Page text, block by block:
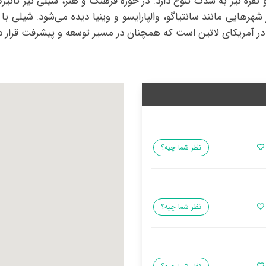
مانند سانتیاگو، والپارایسو و وینیا دیده می‌شود.
آمریکای لاتین است که همچنان در مسیر توسعه و پیشرفت قرار
نظر شما چیه؟
نظر شما چیه؟